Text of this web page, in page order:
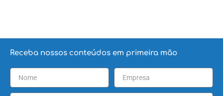
Receba nossos conteúdos em primeira mão